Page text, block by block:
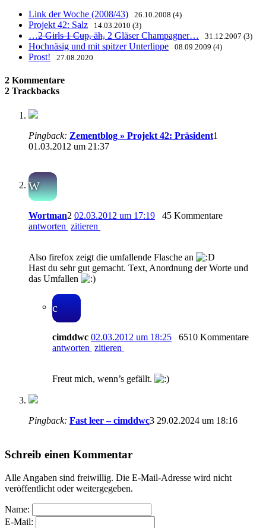
Link der Woche (2008/43) 26.10.2008 (4)
Projekt 42: Salz 14.03.2010 (3)
…2 Girls 1 Cup, äh, 2 Gläser Champagner… 31.12.2007 (3)
Hochnäsig und mit spitzer Unterlippe 08.09.2009 (4)
Prost! 27.08.2020
2 Kommentare
2 Trackbacks
Pingback: Zementblog » Projekt 42: Präsident1
01.03.2012 um 21:37
W
Wortman2 02.03.2012 um 17:19
45 Kommentare
antworten zitieren
Also firefox zeigt die umfallende Flasche an
Hast du sehr gut gemacht. Text, Anordnung der Worte und
das Umfallen
c
cimddwc 02.03.2012 um 18:25
6510 Kommentare
antworten zitieren
Freut mich, wenn’s gefällt.
Pingback: Fast leer – cimddwc3 29.02.2024 um 18:16
Schreib einen Kommentar
Alle Angaben sind freiwillig. Die E-Mail-Adresse wird nicht
veröffentlicht oder weitergegeben.
Name:
E-Mail: